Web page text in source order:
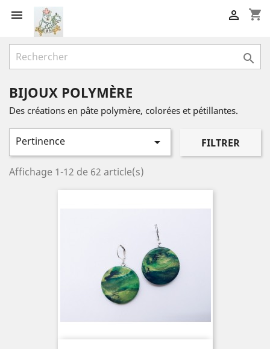
 shopping_cart


BIJOUX POLYMÈRE
Des créations en pâte polymère, colorées et pétillantes.
Pertinence  FILTRER
Affichage 1-12 de 62 article(s)